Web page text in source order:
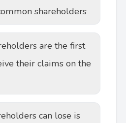
shareholders
are the first
their claims on the
can lose is